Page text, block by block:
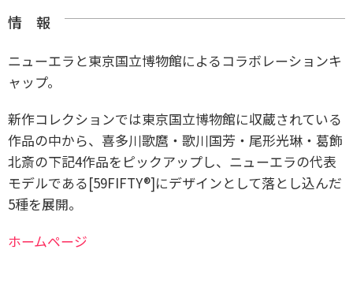
情 報
ニューエラと東京国立博物館によるコラボレーションキ
ャップ。
新作コレクションでは東京国立博物館に収蔵されている
作品の中から、喜多川歌麿・歌川国芳・尾形光琳・葛飾
北斎の下記4作品をピックアップし、ニューエラの代表
モデルである[59FIFTY®]にデザインとして落とし込んだ
5種を展開。
ホームページ